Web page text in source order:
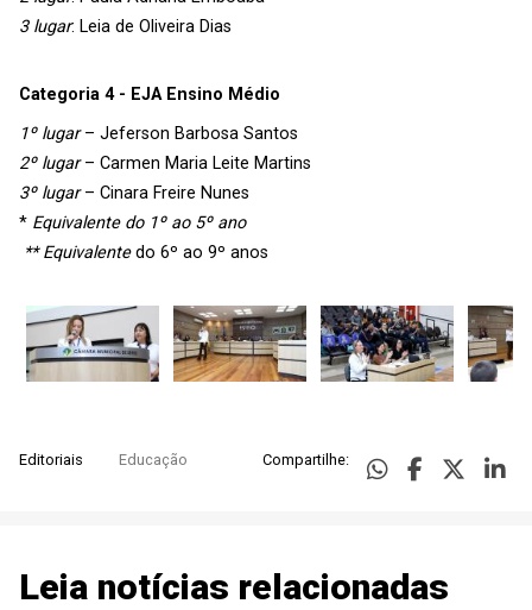
3 lugar: Leia de Oliveira Dias
Categoria 4 - EJA Ensino Médio
1º lugar– Jeferson Barbosa Santos
2º lugar– Carmen Maria Leite Martins
3º lugar– Cinara Freire Nunes
* Equivalente do 1º ao 5º ano
** Equivalentedo 6º ao 9º anos
Editoriais Educação Compartilhe:
Leia notícias relacionadas